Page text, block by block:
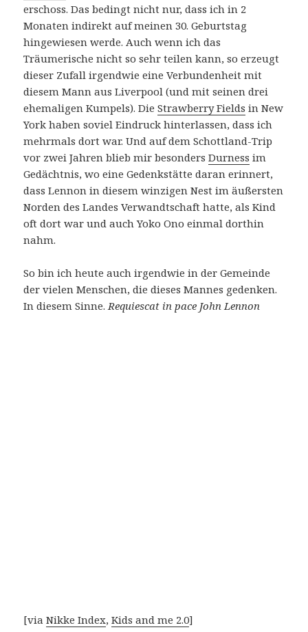
erschoss. Das bedingt nicht nur, dass ich in 2
Monaten indirekt auf meinen 30. Geburtstag
hingewiesen werde. Auch wenn ich das
Träumerische nicht so sehr teilen kann, so erzeugt
dieser Zufall irgendwie eine Verbundenheit mit
diesem Mann aus Liverpool (und mit seinen drei
ehemaligen Kumpels). DieStrawberry Fields in New
York haben soviel Eindruck hinterlassen, dass ich
mehrmals dort war. Und auf dem Schottland-Trip
vor zwei Jahren blieb mir besondersDurness im
Gedächtnis, wo eine Gedenkstätte daran erinnert,
dass Lennon in diesem winzigen Nest im äußersten
Norden des Landes Verwandtschaft hatte, als Kind
oft dort war und auch Yoko Ono einmal dorthin
nahm.
So bin ich heute auch irgendwie in der Gemeinde
der vielen Menschen, die dieses Mannes gedenken.
In diesem Sinne. Requiescat in pace John Lennon
[viaNikke Index,Kids and me 2.0]